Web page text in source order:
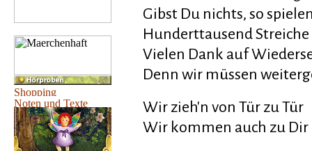
Gibst Du nichts, so
Hunderttausend
Vielen Dank auf
Denn wir müssen
Wir zieh'n von Tür zu Tür
Wir kommen auch zu Dir